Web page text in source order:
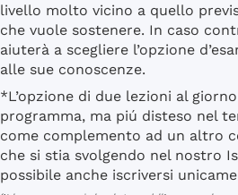
livello molto vicino a quello
che vuole sostenere. In caso
aiuterà a scegliere l’opzione
alle sue conoscenze.
*L’opzione di due lezioni al
programma, ma piú disteso nel
come complemento ad un altro
che si stia svolgendo nel nostro
possibile anche iscriversi